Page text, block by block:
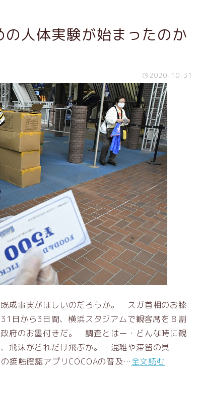
人体実験が始まったのか
2020-10-31
成事実がほしいのだろうか。 スガ首相のお膝
日から3日間、横浜スタジアムで観客席を８割
府のお墨付きだ。 調査とはー・どんな時に観
飛沫がどれだけ飛ぶか。・混雑や滞留の具
接触確認アプリCOCOAの普及…全文読む